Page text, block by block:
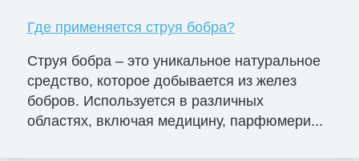
Где применяется струя бобра?
Струя бобра – это уникальное натуральное
средство, которое добывается из желез
бобров. Используется в различных
областях, включая медицину, парфюмери...